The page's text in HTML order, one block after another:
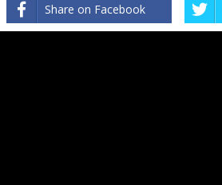
Share on Facebook